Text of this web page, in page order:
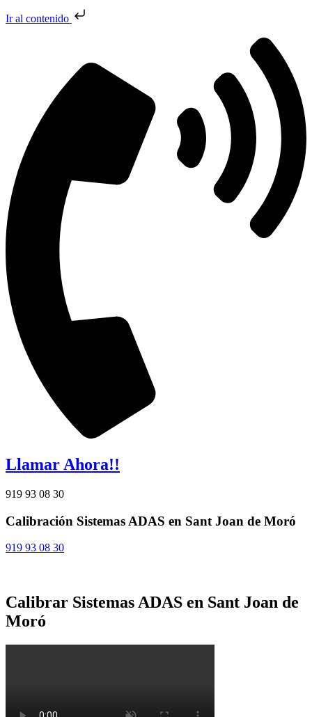
Ir al contenido
Llamar Ahora!!
919 93 08 30
Calibración Sistemas ADAS en Sant Joan de Moró
919 93 08 30
Calibrar Sistemas ADAS en Sant Joan de
Moró